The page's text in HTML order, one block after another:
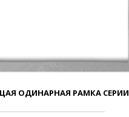
ОДИНАРНАЯ РАМКА СЕРИИ